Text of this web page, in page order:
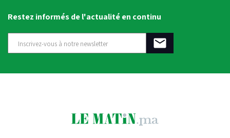
Restez informés de l'actualité en continu